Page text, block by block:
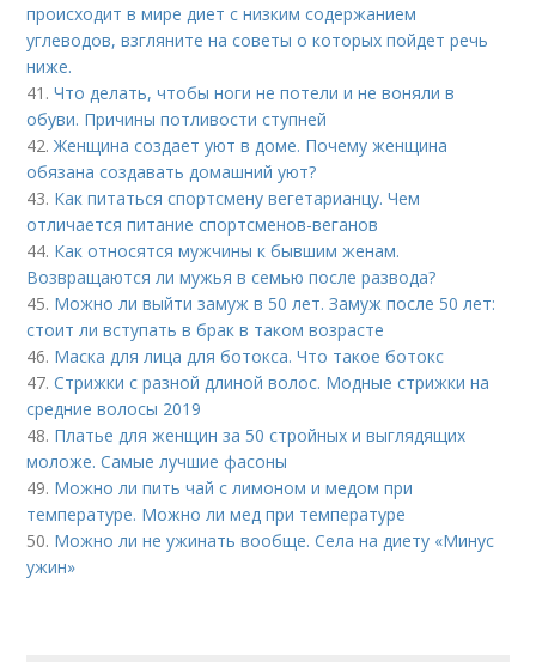
происходит в мире диет с низким содержанием
углеводов, взгляните на советы о которых пойдет речь
ниже.
41.Что делать, чтобы ноги не потели и не воняли в
обуви. Причины потливости ступней
42.Женщина создает уют в доме. Почему женщина
обязана создавать домашний уют?
43. Как питаться спортсмену вегетарианцу. Чем
отличается питание спортсменов-веганов
44. Как относятся мужчины к бывшим женам.
Возвращаются ли мужья в семью после развода?
45. Можно ли выйти замуж в 50 лет. Замуж после 50 лет:
стоит ли вступать в брак в таком возрасте
46. Маска для лица для ботокса. Что такое ботокс
47.Стрижки с разной длиной волос. Модные стрижки на
средние волосы 2019
48. Платье для женщин за 50 стройных и выглядящих
моложе. Самые лучшие фасоны
49. Можно ли пить чай с лимоном и медом при
температуре. Можно ли мед при температуре
50. Можно ли не ужинать вообще. Села на диету «Минус
ужин»